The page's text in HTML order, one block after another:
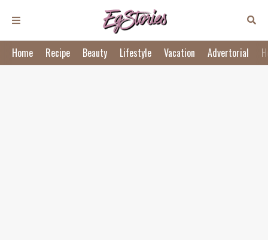
Home Recipe Beauty Lifestyle Vacation Advertorial